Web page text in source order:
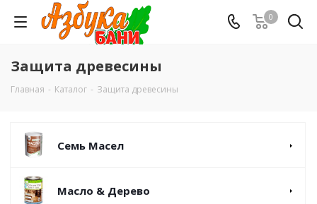
0
Защита древесины
Главная - Каталог - Защита древесины
Семь Масел
Масло & Дерево